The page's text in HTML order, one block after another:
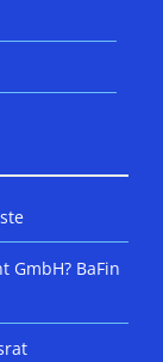
GmbH? BaFin